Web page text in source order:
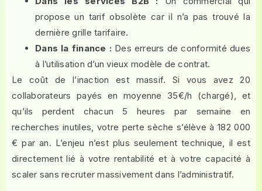
propose un tarif obsolète car il n’a pas trouvé la
dernière grille tarifaire.
Dans la finance : Des erreurs de conformité dues
à l’utilisation d’un vieux modèle de contrat.
Le coût de l’inaction est massif. Si vous avez 20
collaborateurs payés en moyenne 35€/h (chargé), et
qu’ils perdent chacun 5 heures par semaine en
recherches inutiles, votre perte sèche s’élève à 182 000
€ par an. L’enjeu n’est plus seulement technique, il est
directement lié à votre rentabilité et à votre capacité à
scaler sans recruter massivement dans l’administratif.